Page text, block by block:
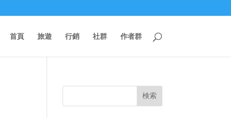
首頁 旅遊 行銷 社群 作者群
検索